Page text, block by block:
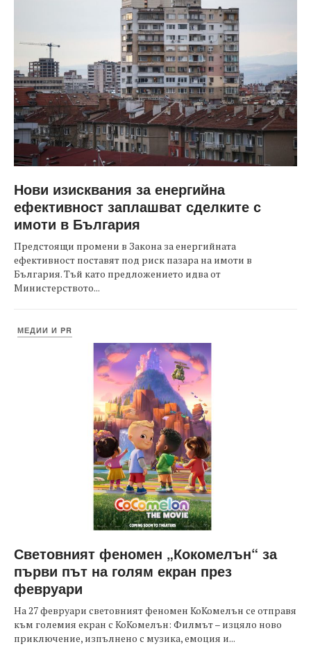
Нови изисквания за енергийна
ефективност заплашват сделките с
имоти в България
Предстоящи промени в Закона за енергийната
ефективност поставят под риск пазара на имоти в
България. Тъй като предложението идва от
Министерството...
МЕДИИ И PR
Световният феномен „Кокомелън“ за
първи път на голям екран през
февруари
На 27 февруари световният феномен КоКомелън се отправя
към големия екран с КоКомелън: Филмът – изцяло ново
приключение, изпълнено с музика, емоция и...